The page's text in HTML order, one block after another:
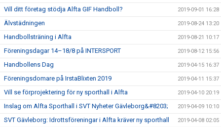
Vill ditt företag stödja Alfta GIF Handboll? 2019-09-01 16:28
Älvstädningen 2019-08-24 13:20
Handbollsträning i Alfta 2019-08-21 10:17
Föreningsdagar 14–18/8 på INTERSPORT 2019-08-12 15:56
Handbollens Dag 2019-04-15 16:37
Föreningsdomare på IrstaBlixten 2019 2019-04-11 15:37
Vill se förprojektering för ny sporthall i Alfta 2019-04-10 20:19
Inslag om Alfta Sporthall i SVT Nyheter Gävleborg&#8203; 2019-04-09 10:10
SVT Gävleborg: Idrottsföreningar i Alfta kräver ny sporthall 2019-04-08 02:05